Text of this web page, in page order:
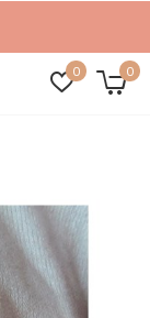
0 0